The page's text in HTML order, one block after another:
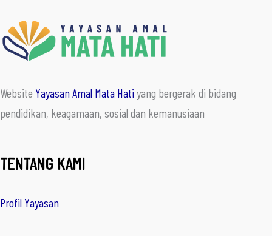
Website Yayasan Amal Mata Hatiyang bergerak di bidang
pendidikan, keagamaan, sosial dan kemanusiaan
TENTANG KAMI
Profil Yayasan